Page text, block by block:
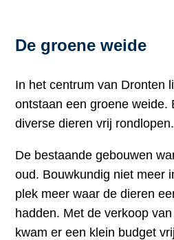
De groene weide
In het centrum van Dronten
ontstaan een groene weide.
diverse dieren vrij rondlopen.
De bestaande gebouwen
oud. Bouwkundig niet meer
plek meer waar de dieren
hadden. Met de verkoop
kwam er een klein budget